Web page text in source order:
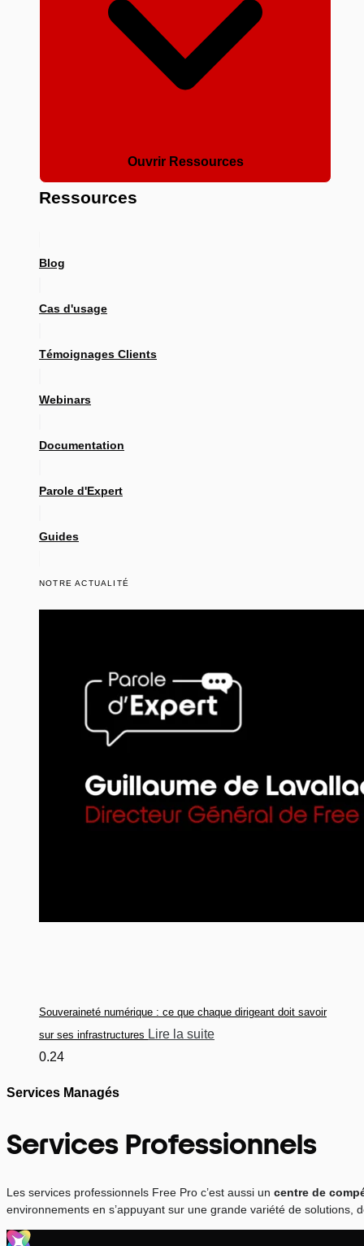
Ouvrir Ressources
Ressources
Blog
Cas d'usage
Témoignages Clients
Webinars
Documentation
Parole d'Expert
Guides
NOTRE ACTUALITÉ
Souveraineté numérique : ce que chaque dirigeant doit savoir
sur ses infrastructures Lire la suite
Services Managés
Services Professionnels
Les services professionnels Free Pro c’est aussi un centre de
environnements en s’appuyant sur une grande variété de solutions,